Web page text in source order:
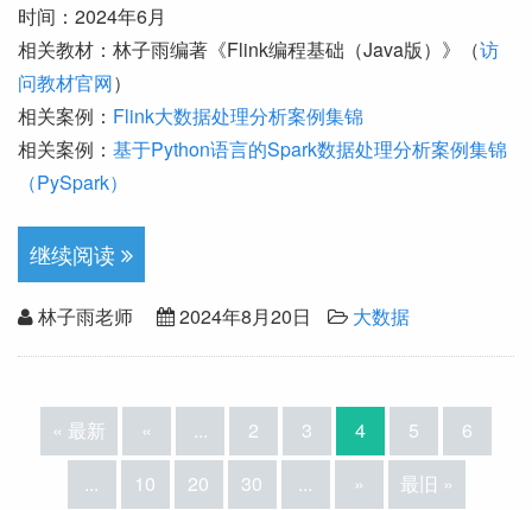
时间：2024年6月
相关教材：林子雨编著《Flink编程基础（Java版）》（访
问教材官网）
相关案例： Flink大数据处理分析案例集锦
相关案例： 基于Python语言的Spark数据处理分析案例集锦
（PySpark）
继续阅读
林子雨老师 2024年8月20日 大数据
« 最新 « ... 2 3 4 5
6
...
10 20 30 ... » 最旧 »